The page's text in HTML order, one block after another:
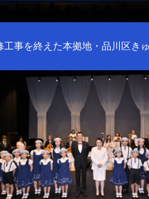
工事を終えた本拠地・品川区き